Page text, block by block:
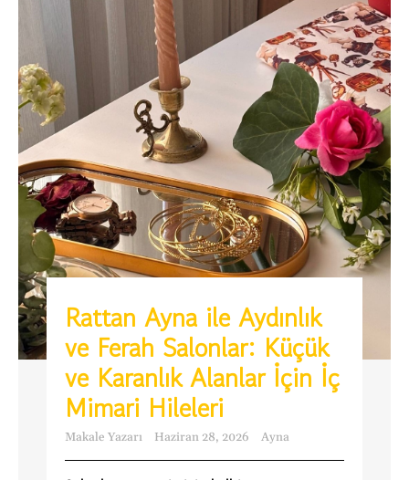
Rattan Ayna ile Aydınlık
ve Ferah Salonlar: Küçük
ve Karanlık Alanlar İçin İç
Mimari Hileleri
Makale Yazarı Haziran 28, 2026 Ayna